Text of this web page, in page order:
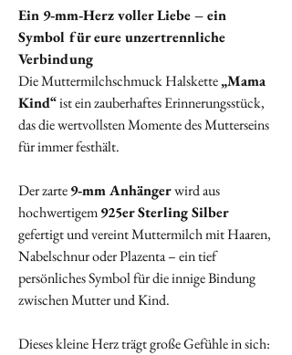
Ein 9‑mm‑Herz voller Liebe – ein
Symbol für eure unzertrennliche
Verbindung
Die Muttermilchschmuck Halskette„Mama
Kind“ist ein zauberhaftes Erinnerungsstück,
das die wertvollsten Momente des Mutterseins
für immer festhält.
Der zarte9‑mm Anhängerwird aus
hochwertigem925er Sterling Silber
gefertigt und vereint Muttermilch mit Haaren,
Nabelschnur oder Plazenta – ein tief
persönliches Symbol für die innige Bindung
zwischen Mutter und Kind.
Dieses kleine Herz trägt große Gefühle in sich: